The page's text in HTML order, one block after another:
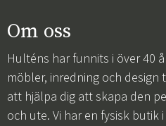
Om oss
Hulténs har funnits i över 40
möbler, inredning och design
att hjälpa dig att skapa den
och ute. Vi har en fysisk butik